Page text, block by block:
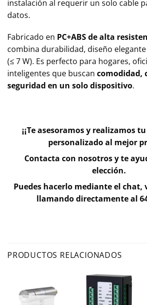
instalación al requerir un solo cable
datos.
Fabricado en PC+ABS de alta
combina durabilidad, diseño
(≤ 7 W). Es perfecto para hogares,
inteligentes que buscan comodidad,
seguridad en un solo dispositivo.
¡¡Te asesoramos y realizamos
personalizado al mejor
Contacta con nosotros y te
elección.
Puedes hacerlo mediante el chat,
llamando directamente al
PRODUCTOS RELACIONADOS